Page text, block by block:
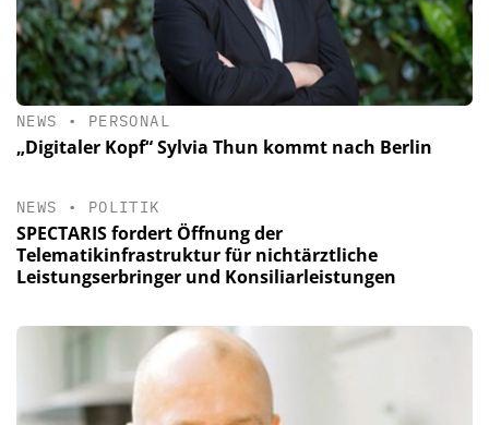
NEWS • PERSONAL
„Digitaler Kopf“ Sylvia Thun kommt nach Berlin
NEWS • POLITIK
SPECTARIS fordert Öffnung der
Telematikinfrastruktur für nichtärztliche
Leistungserbringer und Konsiliarleistungen